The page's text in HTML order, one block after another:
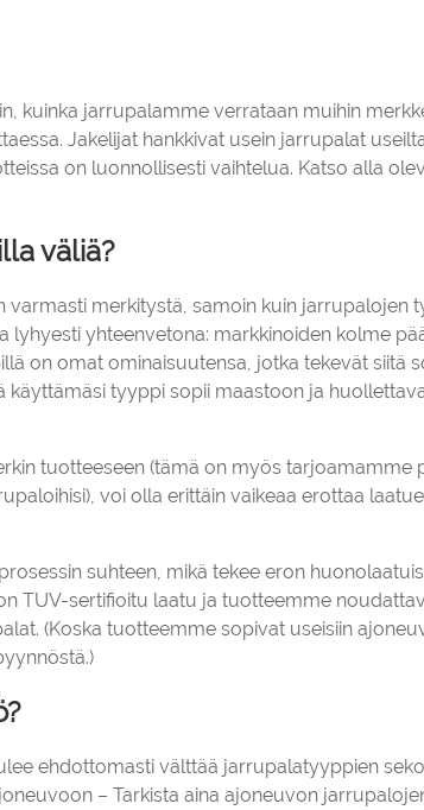
kuinka jarrupalamme verrataan muihin
Jakelijat hankkivat usein jarrupalat
on luonnollisesti vaihtelua. Katso alla
väliä?
merkitystä, samoin kuin jarrupalojen
yhteenvetona: markkinoiden kolme
on omat ominaisuutensa, jotka tekevät siitä
käyttämäsi tyyppi sopii maastoon ja
tuotteeseen (tämä on myös tarjoamamme
voi olla erittäin vaikeaa erottaa
suhteen, mikä tekee eron
TUV-sertifioitu laatu ja tuotteemme
(Koska tuotteemme sopivat useisiin
ehdottomasti välttää jarrupalatyyppien
– Tarkista aina ajoneuvon